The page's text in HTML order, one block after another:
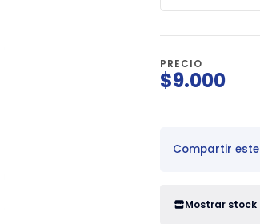
PRECIO
$9.000
Compartir
Mostrar